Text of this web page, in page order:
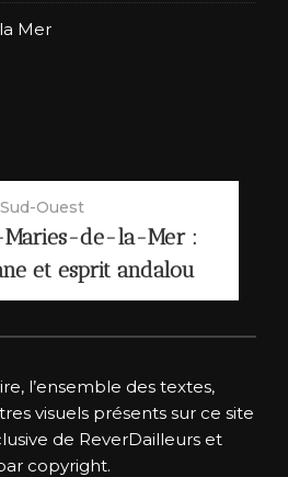
Sud-Ouest
Maries-de-la-Mer :
et esprit andalou
l’ensemble des textes,
visuels présents sur ce site
de ReverDailleurs et
copyright.